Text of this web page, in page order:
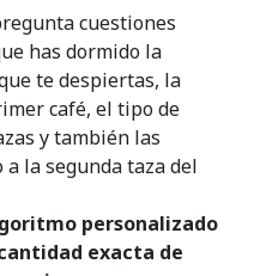
cuestiones
has dormido la
te despiertas, la
café, el tipo de
y también las
la segunda taza del
personalizado
exacta de